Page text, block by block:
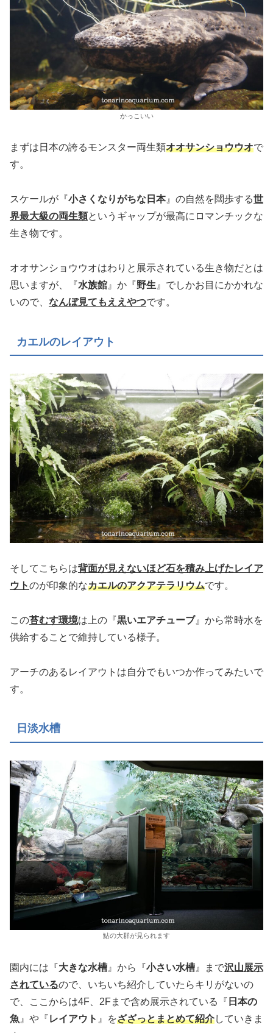
かっこいい
まずは日本の誇るモンスター両生類オオサンショウウオで
す。
スケールが『小さくなりがちな日本』の自然を闊歩する世
界最大級の両生類というギャップが最高にロマンチックな
生き物です。
オオサンショウウオはわりと展示されている生き物だとは
思いますが、『水族館 』か『野生 』でしかお目にかかれな
いので、 なんぼ見てもええやつです。
カエルのレイアウト
そしてこちらは背面が見えないほど石を積み上げたレイア
ウトのが印象的なカエルのアクアテラリウムです。
この苔むす環境は上の『黒いエアチューブ』から常時水を
供給することで維持している様子。
アーチのあるレイアウトは自分でもいつか作ってみたいで
す。
日淡水槽
鮎の大群が見られます
園内には『大きな水槽 』から『小さい水槽 』まで沢山展示
されているので、いちいち紹介していたらキリがないの
で、ここからは4F、2Fまで含め展示されている『 日本の
魚 』や『レイアウト 』をざざっとまとめて紹介していきま